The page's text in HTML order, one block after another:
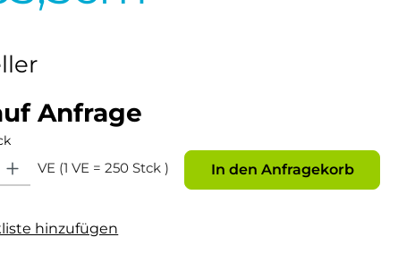
Anfrage
Gib den gewünschten Wert ein oder benutze die Schaltflächen um die
VE (1 VE = 250 Stck ) In den Anfragekorb
hinzufügen